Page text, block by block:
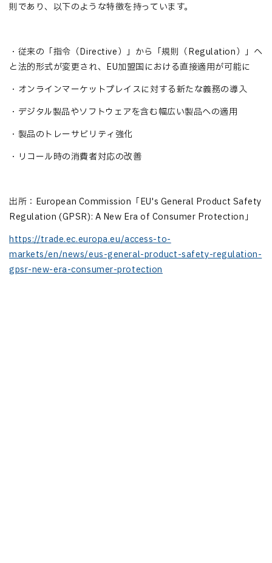
則であり、以下のような特徴を持っています。
・従来の「指令（Directive）」から「規則（Regulation）」へ
と法的形式が変更され、EU加盟国における直接適用が可能に
・オンラインマーケットプレイスに対する新たな義務の導入
・デジタル製品やソフトウェアを含む幅広い製品への適用
・製品のトレーサビリティ強化
・リコール時の消費者対応の改善
出所：European Commission「EU's General Product Safety
Regulation (GPSR): A New Era of Consumer Protection」
https://trade.ec.europa.eu/access-to-
markets/en/news/eus-general-product-safety-regulation-
gpsr-new-era-consumer-protection